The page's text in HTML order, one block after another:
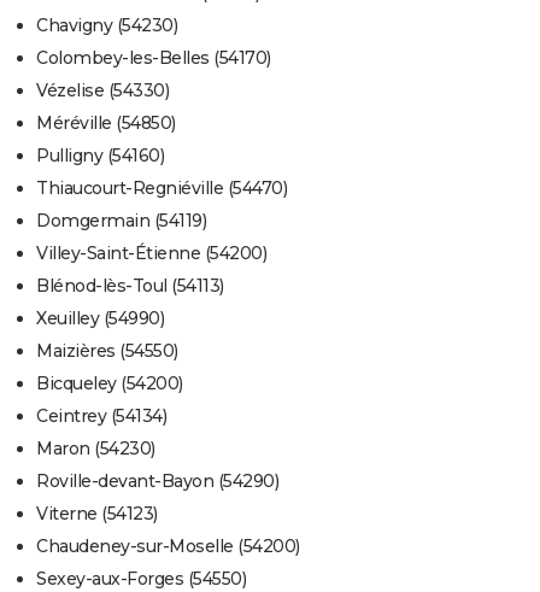
Chavigny (54230)
Colombey-les-Belles (54170)
Vézelise (54330)
Méréville (54850)
Pulligny (54160)
Thiaucourt-Regniéville (54470)
Domgermain (54119)
Villey-Saint-Étienne (54200)
Blénod-lès-Toul (54113)
Xeuilley (54990)
Maizières (54550)
Bicqueley (54200)
Ceintrey (54134)
Maron (54230)
Roville-devant-Bayon (54290)
Viterne (54123)
Chaudeney-sur-Moselle (54200)
Sexey-aux-Forges (54550)